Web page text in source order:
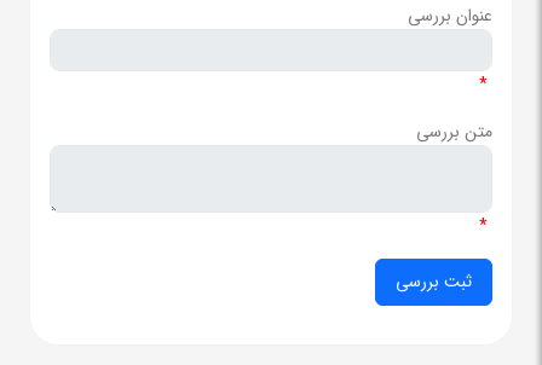
عنوان بررسی
*
متن بررسی
*